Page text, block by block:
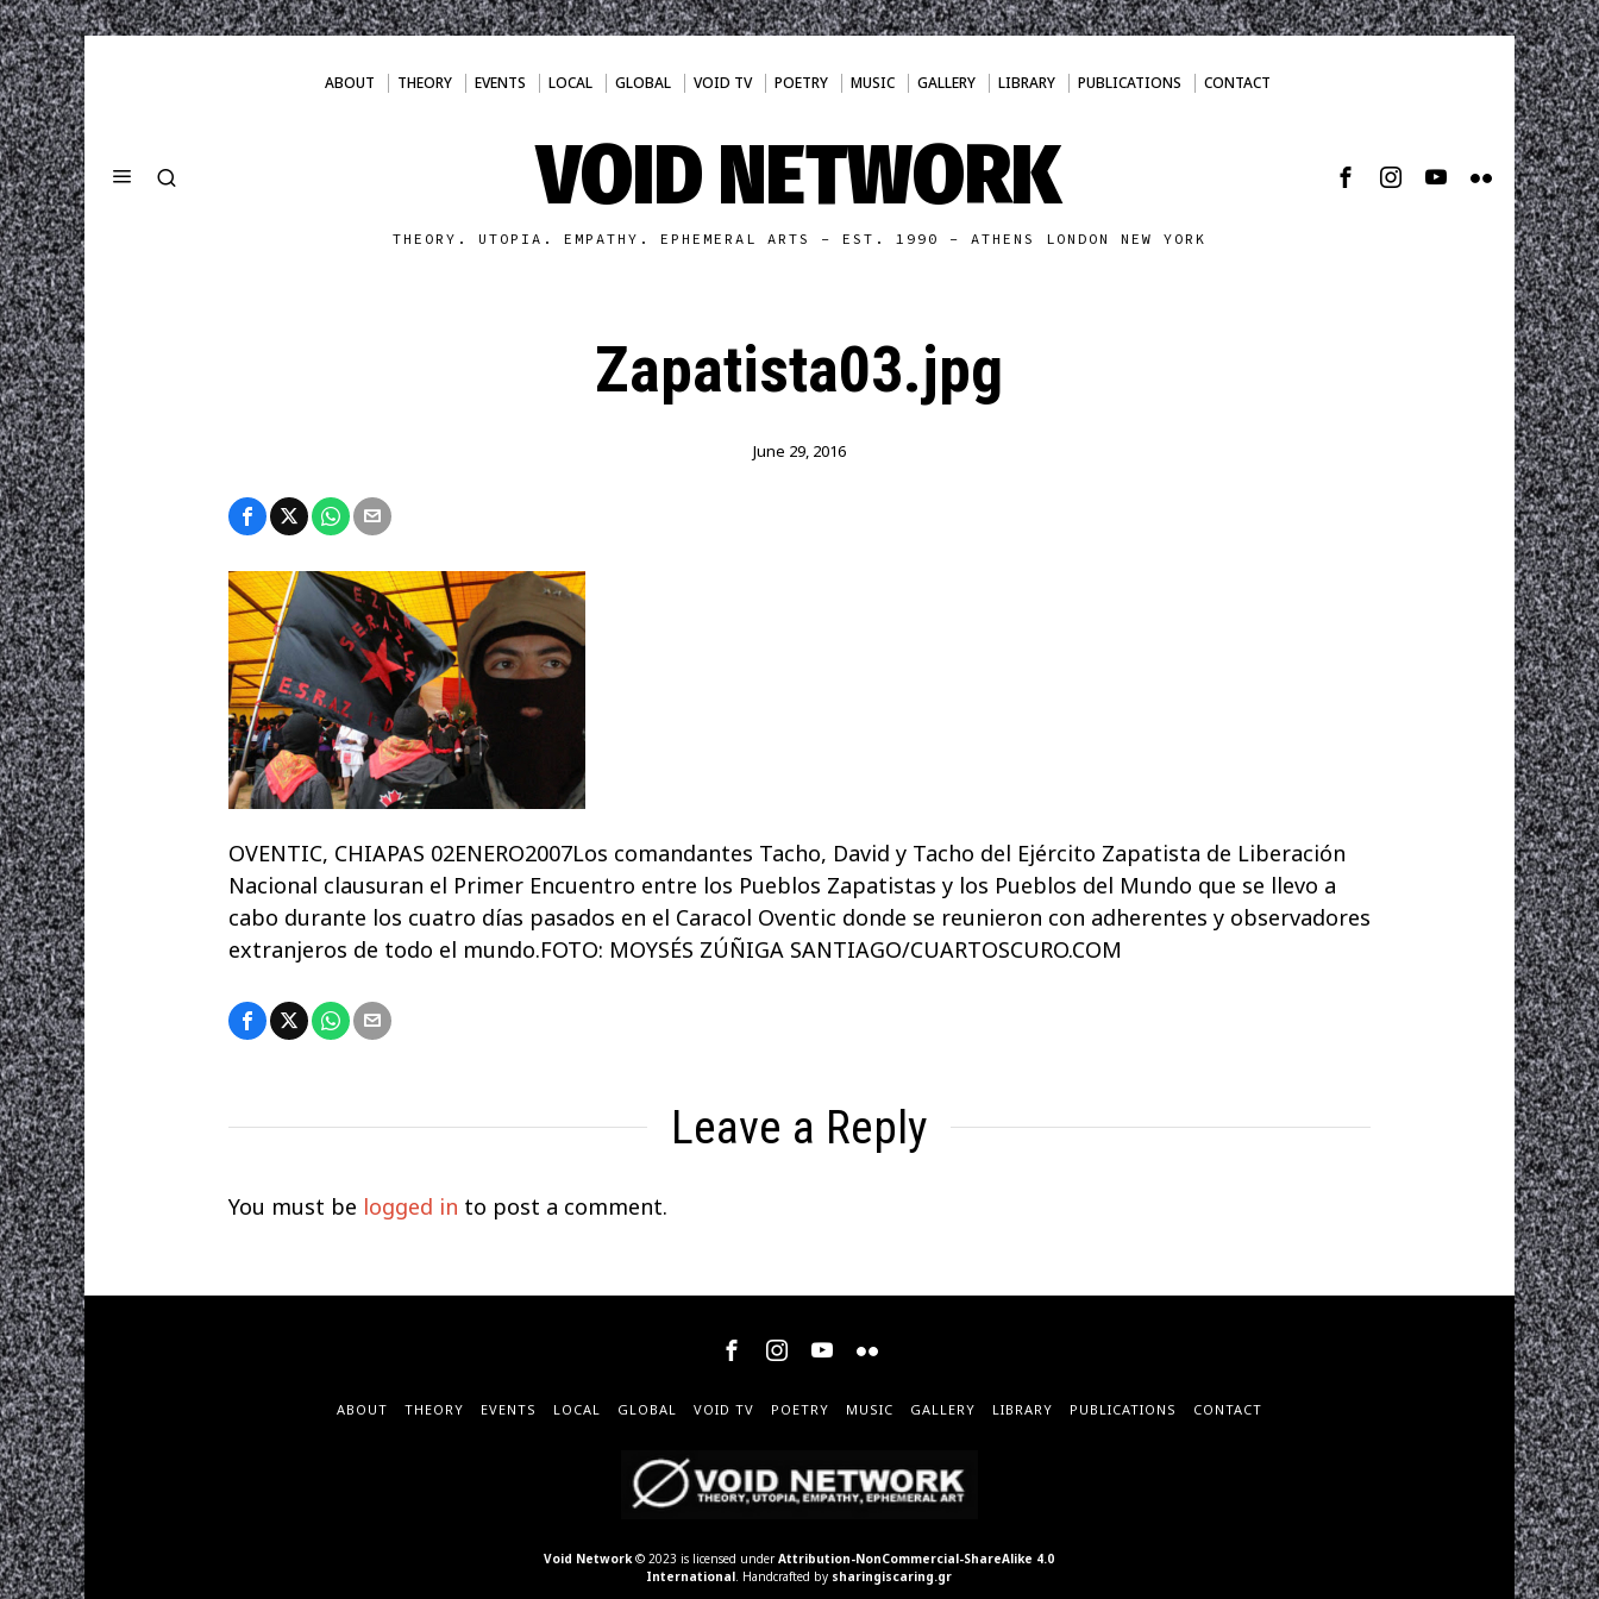
ABOUT THEORY EVENTS LOCAL GLOBAL VOID TV POETRY MUSIC GALLERY LIBRARY PUBLICATIONS CONTACT
VOID NETWORK
THEORY. UTOPIA. EMPATHY. EPHEMERAL ARTS - EST. 1990 - ATHENS LONDON NEW YORK
Zapatista03.jpg
June 29, 2016
OVENTIC, CHIAPAS 02ENERO2007Los comandantes Tacho, David y Tacho del Ejército Zapatista de Liberación
Nacional clausuran el Primer Encuentro entre los Pueblos Zapatistas y los Pueblos del Mundo que se llevo a
cabo durante los cuatro días pasados en el Caracol Oventic donde se reunieron con adherentes y observadores
extranjeros de todo el mundo.FOTO: MOYSÉS ZÚÑIGA SANTIAGO/CUARTOSCURO.COM
Leave a Reply
You must be logged in to post a comment.
ABOUT THEORY EVENTS LOCAL GLOBAL VOID TV POETRY MUSIC GALLERY LIBRARY PUBLICATIONS CONTACT
Void Network© 2023 is licensed underAttribution-NonCommercial-ShareAlike 4.0
International. Handcrafted by sharingiscaring.gr